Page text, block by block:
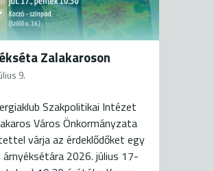
Zalakaroson
9.
Szakpolitikai Intézet
Város Önkormányzata
várja az érdeklődőket egy
2026. július 17-